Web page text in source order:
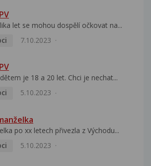
let se mohou dospělí očkovat na...
7.10.2023
je 18 a 20 let. Chci je nechat...
5.10.2023
po xx letech přivezla z Východu...
5.10.2023